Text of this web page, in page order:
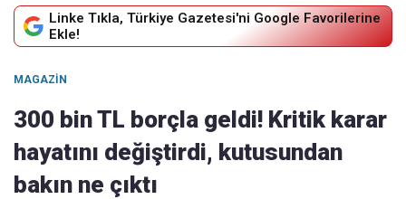
Linke Tıkla, Türkiye Gazetesi'ni Google Favorilerine
Ekle!
MAGAZIN
300 bin TL borçla geldi! Kritik karar
hayatını değiştirdi, kutusundan
bakın ne çıktı